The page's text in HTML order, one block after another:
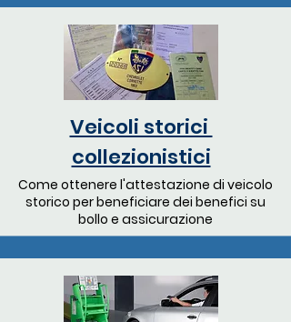
Veicoli storici
collezionistici
Come ottenere l'attestazione di veicolo
storico per beneficiare dei benefici su
bollo e assicurazione